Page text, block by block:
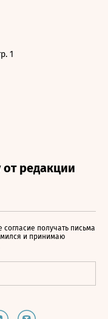
1
получать письма
и принимаю